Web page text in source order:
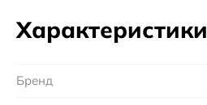
Характеристики
Бренд